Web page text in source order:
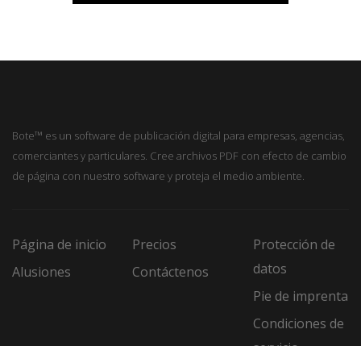
Bote™ es un software de publicación digital para empresas, agencias,
comerciantes y particulares. Cree archivos PDF con efecto de cambio
de página con nuestro software y proteja el medio ambiente.
Página de inicio
Alusiones
Precios
Contáctenos
Protección de
datos
Pie de imprenta
Condiciones de